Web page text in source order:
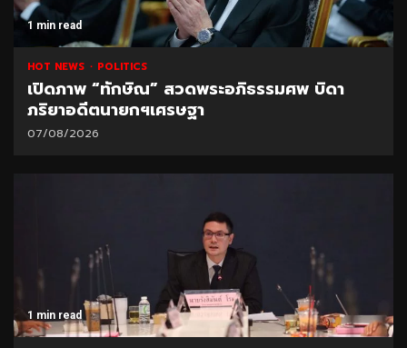
1 min read
HOT NEWS POLITICS
เปิดภาพ “ทักษิณ” สวดพระอภิธรรมศพ บิดา
ภริยาอดีตนายกฯเศรษฐา
07/08/2026
1 min read